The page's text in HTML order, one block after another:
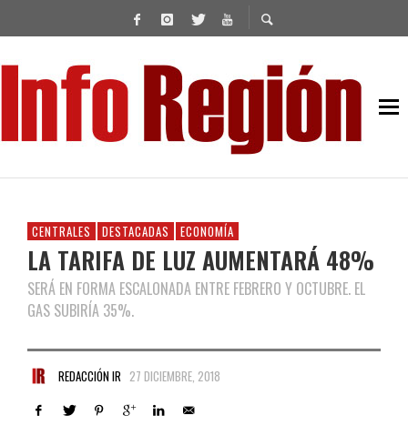
CENTRALES DESTACADAS ECONOMÍA
LA TARIFA DE LUZ AUMENTARÁ 48%
SERÁ EN FORMA ESCALONADA ENTRE FEBRERO Y OCTUBRE. EL
GAS SUBIRÍA 35%.
REDACCIÓN IR 27 DICIEMBRE, 2018